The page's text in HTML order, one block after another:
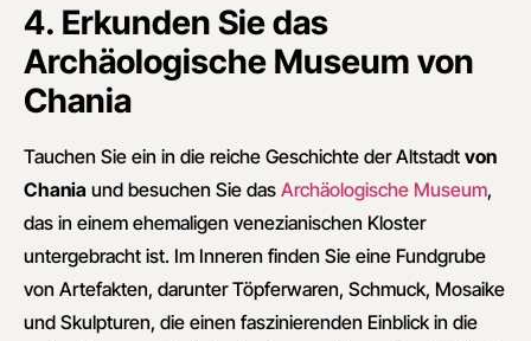
4. Erkunden Sie das
Archäologische Museum von
Chania
Tauchen Sie ein in die reiche Geschichte der Altstadt von
Chania und besuchen Sie das Archäologische Museum,
das in einem ehemaligen venezianischen Kloster
untergebracht ist. Im Inneren finden Sie eine Fundgrube
von Artefakten, darunter Töpferwaren, Schmuck, Mosaike
und Skulpturen, die einen faszinierenden Einblick in die